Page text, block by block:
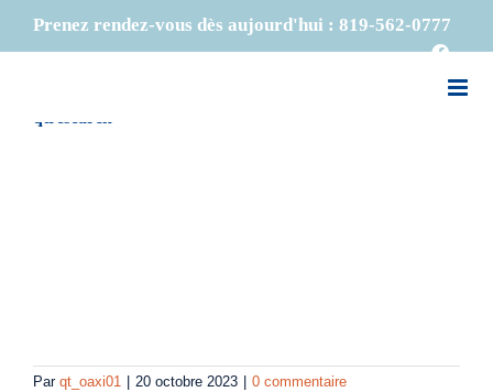
Prenez rendez-vous dès aujourd'hui : 819-562-0777
Précédent
Par qt_oaxi01 | 20 octobre 2023 | 0 commentaire